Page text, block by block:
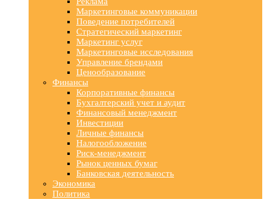
Маркетинговые коммуникации
Поведение потребителей
Стратегический маркетинг
Маркетинг услуг
Маркетинговые исследования
Управление брендами
Ценообразование
Финансы
Корпоративные финансы
Бухгалтерский учет и аудит
Финансовый менеджмент
Инвестиции
Личные финансы
Налогообложение
Риск-менеджмент
Рынок ценных бумаг
Банковская деятельность
Экономика
Политика